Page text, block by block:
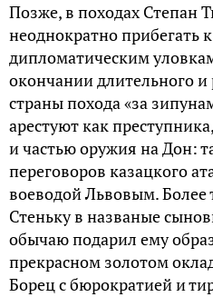
Позже, в походах Степан
неоднократно прибегать
дипломатическим
окончании длительного и
страны похода «за
арестуют как
и частью оружия на Дон:
переговоров казацкого
воеводой Львовым. Более
Стеньку в названые
обычаю подарил ему
прекрасном золотом
Борец с бюрократией и